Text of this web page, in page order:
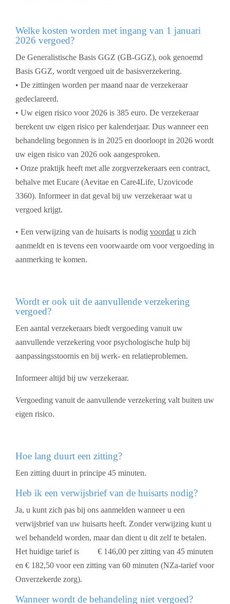
Welke kosten worden met ingang van 1 januari
2026 vergoed?
De Generalistische Basis GGZ (GB-GGZ), ook genoemd
Basis GGZ, wordt vergoed uit de basisverzekering.
• De zittingen worden per maand naar de verzekeraar
gedeclareerd.
• Uw eigen risico voor 2026 is 385 euro. De verzekeraar
berekent uw eigen risico per kalenderjaar. Dus wanneer een
behandeling begonnen is in 2025 en doorloopt in 2026 wordt
uw eigen risico van 2026 ook aangesproken.
• Onze praktijk heeft met alle zorgverzekeraars een contract,
behalve met Eucare (Aevitae en Care4Life, Uzovicode
3360). Informeer in dat geval bij uw verzekeraar wat u
vergoed krijgt.
• Een verwijzing van de huisarts is nodig voordat u zich
aanmeldt en is tevens een voorwaarde om voor vergoeding in
aanmerking te komen.
Wordt er ook uit de aanvullende verzekering
vergoed?
Een aantal verzekeraars biedt vergoeding vanuit uw
aanvullende verzekering voor psychologische hulp bij
aanpassingsstoornis en bij werk- en relatieproblemen.
Informeer altijd bij uw verzekeraar.
Vergoeding vanuit de aanvullende verzekering valt buiten uw
eigen risico.
Hoe lang duurt een zitting?
Een zitting duurt in principe 45 minuten.
Heb ik een verwijsbrief van de huisarts nodig?
Ja, u kunt zich pas bij ons aanmelden wanneer u een
verwijsbrief van uw huisarts heeft. Zonder verwijzing kunt u
wel behandeld worden, maar dan dient u dit zelf te betalen.
Het huidige tarief is € 146,00 per zitting van 45 minuten
en € 182,50 voor een zitting van 60 minuten (NZa-tarief voor
Onverzekerde zorg).
Wanneer wordt de behandeling niet vergoed?